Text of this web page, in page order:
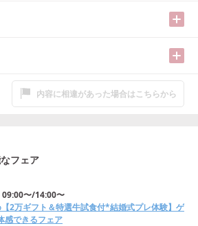
内容に相違があった場合はこちらから
フェア
09:00〜/14:00〜
2万ギフト＆特選牛試食付*結婚式プレ体験】ゲ
感できるフェア